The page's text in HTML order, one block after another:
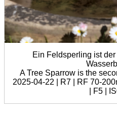
Ein Feldsperling ist
A Tree Sparrow is the
2025-04-22 | R7 | RF 70-
| F5 |